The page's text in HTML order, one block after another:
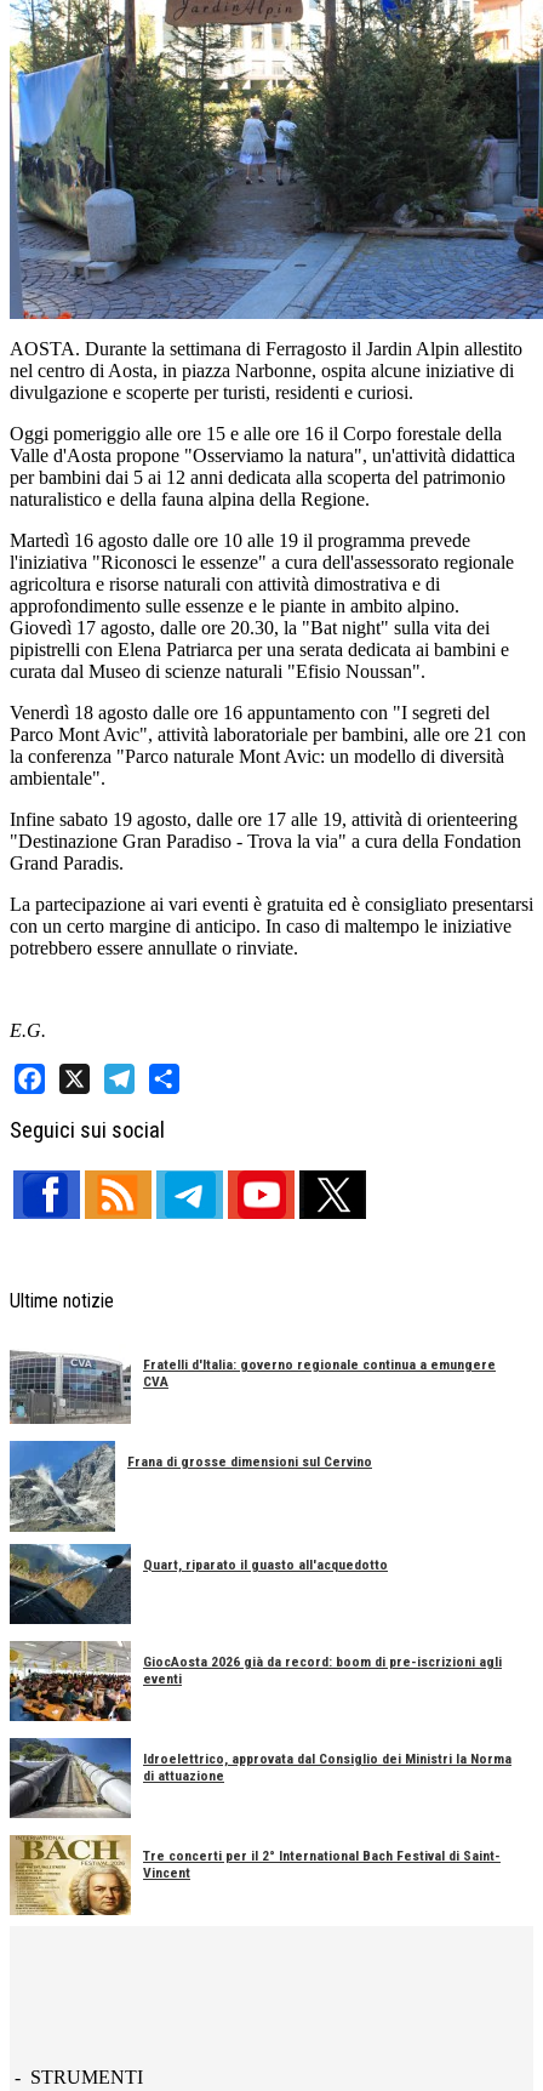
AOSTA. Durante la settimana di Ferragosto il Jardin Alpin allestito
nel centro di Aosta, in piazza Narbonne, ospita alcune iniziative di
divulgazione e scoperte per turisti, residenti e curiosi.
Oggi pomeriggio alle ore 15 e alle ore 16 il Corpo forestale della
Valle d'Aosta propone "Osserviamo la natura", un'attività didattica
per bambini dai 5 ai 12 anni dedicata alla scoperta del patrimonio
naturalistico e della fauna alpina della Regione.
Martedì 16 agosto dalle ore 10 alle 19 il programma prevede
l'iniziativa "Riconosci le essenze" a cura dell'assessorato regionale
agricoltura e risorse naturali con attività dimostrativa e di
approfondimento sulle essenze e le piante in ambito alpino.
Giovedì 17 agosto, dalle ore 20.30, la "Bat night" sulla vita dei
pipistrelli con Elena Patriarca per una serata dedicata ai bambini e
curata dal Museo di scienze naturali "Efisio Noussan".
Venerdì 18 agosto dalle ore 16 appuntamento con "I segreti del
Parco Mont Avic", attività laboratoriale per bambini, alle ore 21 con
la conferenza "Parco naturale Mont Avic: un modello di diversità
ambientale".
Infine sabato 19 agosto, dalle ore 17 alle 19, attività di orienteering
"Destinazione Gran Paradiso - Trova la via" a cura della Fondation
Grand Paradis.
La partecipazione ai vari eventi è gratuita ed è consigliato presentarsi
con un certo margine di anticipo. In caso di maltempo le iniziative
potrebbero essere annullate o rinviate.
E.G.
Seguici sui social
Ultime notizie
Fratelli d'Italia: governo regionale continua a emungere
CVA
Frana di grosse dimensioni sul Cervino
Quart, riparato il guasto all'acquedotto
GiocAosta 2026 già da record: boom di pre-iscrizioni agli
eventi
Idroelettrico, approvata dal Consiglio dei Ministri la Norma
di attuazione
Tre concerti per il 2° International Bach Festival di Saint-
Vincent
- STRUMENTI